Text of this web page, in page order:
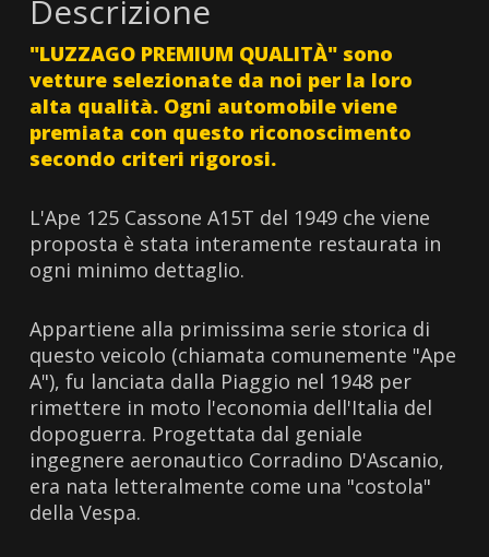
Descrizione
"LUZZAGO PREMIUM QUALITÀ" sono
vetture selezionate da noi per la loro
alta qualità. Ogni automobile viene
premiata con questo riconoscimento
secondo criteri rigorosi.
L'Ape 125 Cassone A15T del 1949 che viene
proposta è stata interamente restaurata in
ogni minimo dettaglio.
Appartiene alla primissima serie storica di
questo veicolo (chiamata comunemente "Ape
A"), fu lanciata dalla Piaggio nel 1948 per
rimettere in moto l'economia dell'Italia del
dopoguerra. Progettata dal geniale
ingegnere aeronautico Corradino D'Ascanio,
era nata letteralmente come una "costola"
della Vespa.